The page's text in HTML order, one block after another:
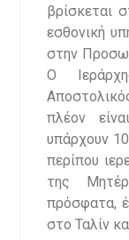
βρίσκεται
εσθονική
στην
Ο
πλέον
υπάρχουν
περίπου
της
πρόσφατα,
στο Ταλίν